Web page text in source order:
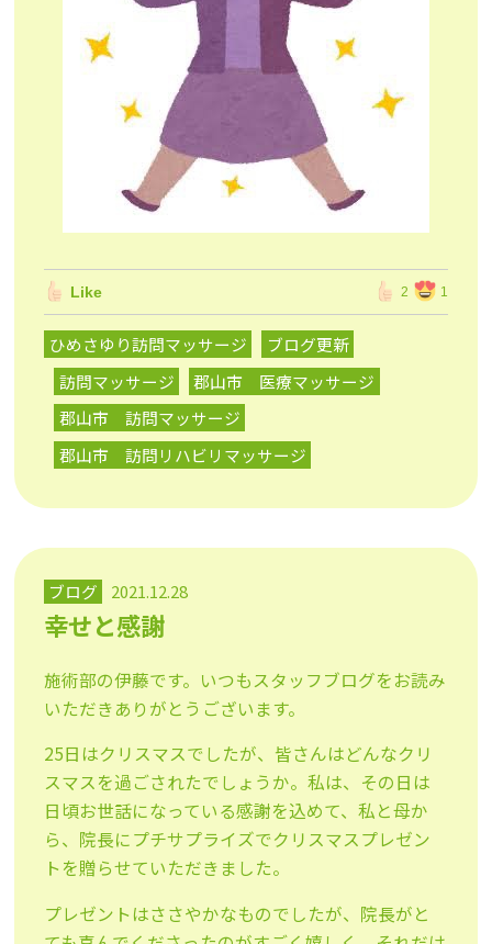
Like 2 1
ひめさゆり訪問マッサージ
ブログ更新
訪問マッサージ
郡山市 医療マッサージ
郡山市 訪問マッサージ
郡山市 訪問リハビリマッサージ
ブログ 2021.12.28
幸せと感謝
施術部の伊藤です。いつもスタッフブログをお読み
いただきありがとうございます。
25日はクリスマスでしたが、皆さんはどんなクリ
スマスを過ごされたでしょうか。私は、その日は
日頃お世話になっている感謝を込めて、私と母か
ら、院長にプチサプライズでクリスマスプレゼン
トを贈らせていただきました。
プレゼントはささやかなものでしたが、院長がと